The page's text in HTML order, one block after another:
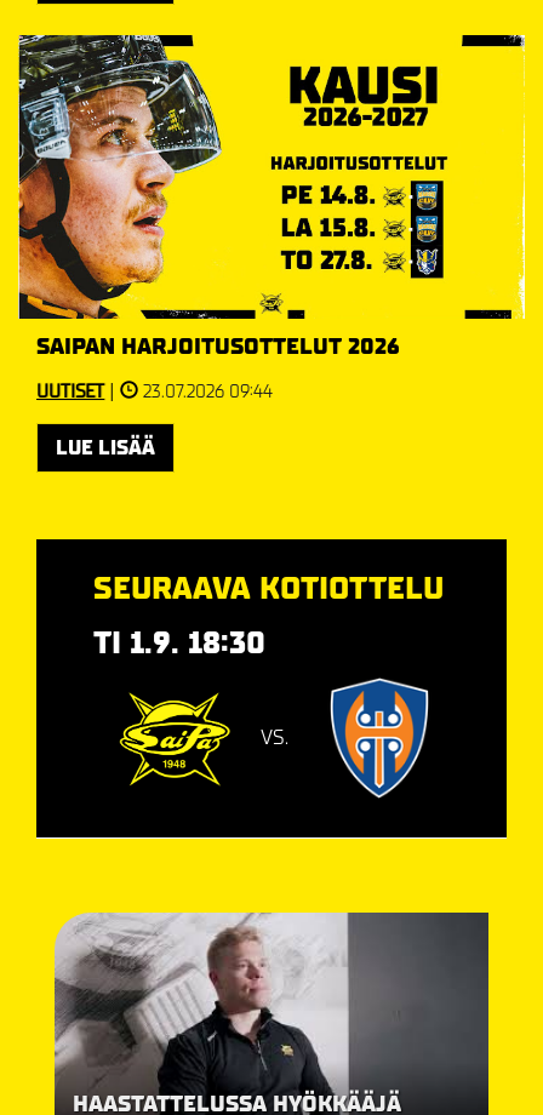
SAIPAN HARJOITUSOTTELUT 2026
UUTISET| 23.07.2026 09:44
LUE LISÄÄ
SEURAAVA KOTIOTTELU
TI 1.9. 18:30
VS.
HAASTATTELUSSA HYÖKKÄÄJÄ